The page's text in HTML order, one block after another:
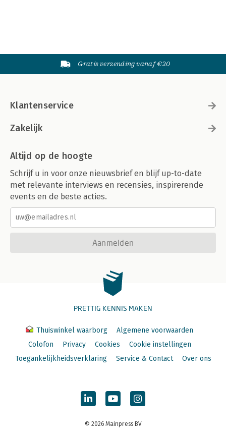
Gratis verzending vanaf €20
Klantenservice
Zakelijk
Altijd op de hoogte
Schrijf u in voor onze nieuwsbrief en blijf up-to-date
met relevante interviews en recensies, inspirerende
events en de beste acties.
Aanmelden
PRETTIG KENNIS MAKEN
Thuiswinkel waarborg
Algemene voorwaarden
Colofon
Privacy Cookies
Cookie instellingen
Toegankelijkheidsverklaring
Service & Contact Over ons
© 2026 Mainpress BV